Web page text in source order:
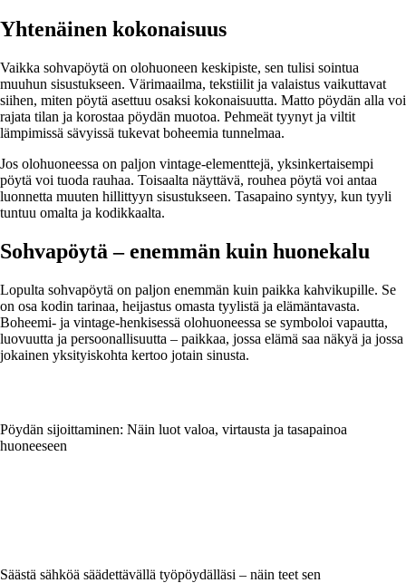
Yhtenäinen kokonaisuus
Vaikka sohvapöytä on olohuoneen keskipiste, sen tulisi sointua
muuhun sisustukseen. Värimaailma, tekstiilit ja valaistus vaikuttavat
siihen, miten pöytä asettuu osaksi kokonaisuutta. Matto pöydän alla voi
rajata tilan ja korostaa pöydän muotoa. Pehmeät tyynyt ja viltit
lämpimissä sävyissä tukevat boheemia tunnelmaa.
Jos olohuoneessa on paljon vintage-elementtejä, yksinkertaisempi
pöytä voi tuoda rauhaa. Toisaalta näyttävä, rouhea pöytä voi antaa
luonnetta muuten hillittyyn sisustukseen. Tasapaino syntyy, kun tyyli
tuntuu omalta ja kodikkaalta.
Sohvapöytä – enemmän kuin huonekalu
Lopulta sohvapöytä on paljon enemmän kuin paikka kahvikupille. Se
on osa kodin tarinaa, heijastus omasta tyylistä ja elämäntavasta.
Boheemi- ja vintage-henkisessä olohuoneessa se symboloi vapautta,
luovuutta ja persoonallisuutta – paikkaa, jossa elämä saa näkyä ja jossa
jokainen yksityiskohta kertoo jotain sinusta.
Pöydän sijoittaminen: Näin luot valoa, virtausta ja tasapainoa
huoneeseen
Säästä sähköä säädettävällä työpöydälläsi – näin teet sen